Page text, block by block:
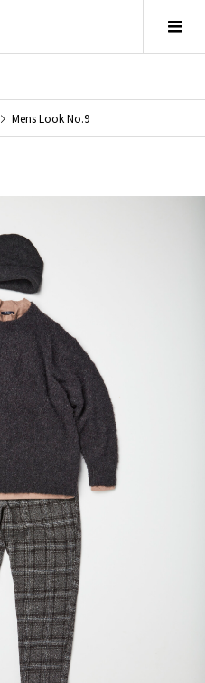
Mens Look No.9